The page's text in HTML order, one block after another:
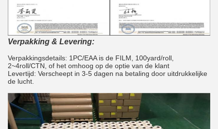
Verpakking & Levering:
Verpakkingsdetails: 1PC/EAA is de FILM, 100yard/roll,
2~4roll/CTN, of het omhoog op de optie van de klant
Levertijd: Verscheept in 3-5 dagen na betaling door uitdrukkelijke
de lucht.